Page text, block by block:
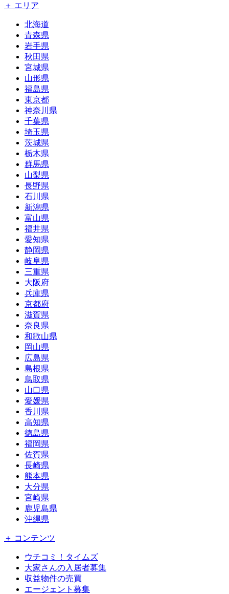
＋ エリア
北海道
青森県
岩手県
秋田県
宮城県
山形県
福島県
東京都
神奈川県
千葉県
埼玉県
茨城県
栃木県
群馬県
山梨県
長野県
石川県
新潟県
富山県
福井県
愛知県
静岡県
岐阜県
三重県
大阪府
兵庫県
京都府
滋賀県
奈良県
和歌山県
岡山県
広島県
島根県
鳥取県
山口県
愛媛県
香川県
高知県
徳島県
福岡県
佐賀県
長崎県
熊本県
大分県
宮崎県
鹿児島県
沖縄県
＋ コンテンツ
ウチコミ！タイムズ
大家さんの入居者募集
収益物件の売買
エージェント募集